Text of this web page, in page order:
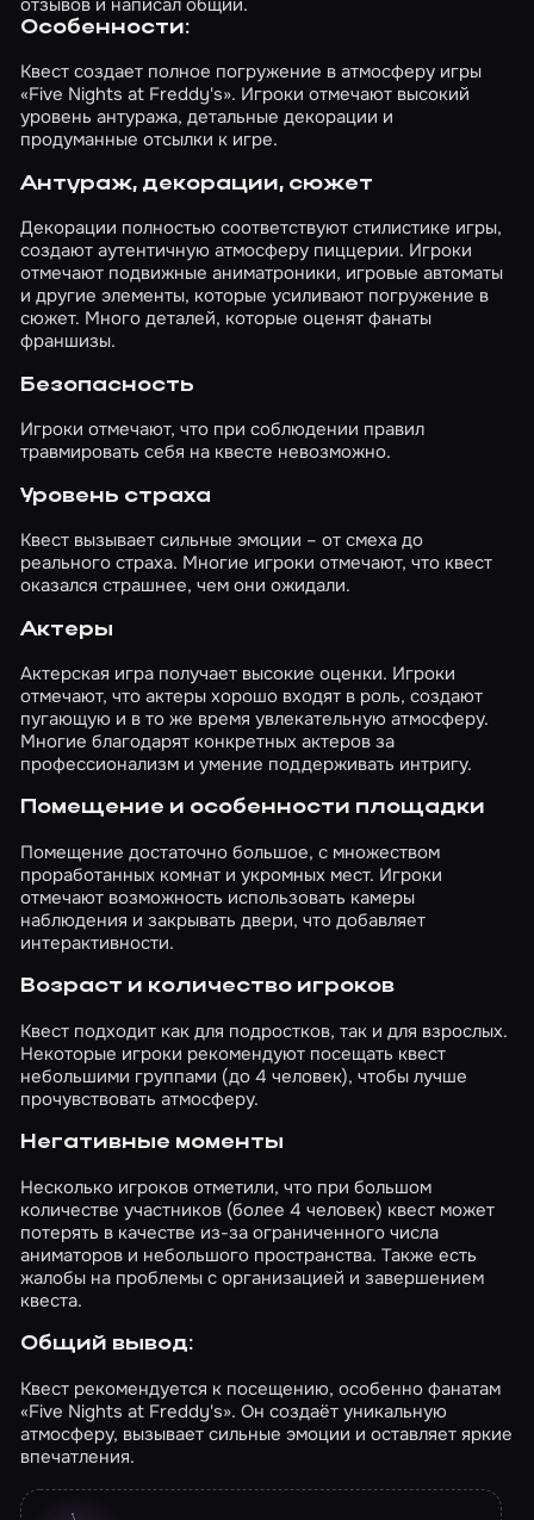
Игровой процесс был разделен на две части:
последней абсолютно точно было безопасно.
На контрасте с ней остальная площадь
представляла собой средоточие страха! Мы
сами решали, какое время проведем в
безопасной комнате, а какое – «в поле».
Перед каждой вылазкой мы внимательно
понять, где именно сейчас находятся
аниматроники. Затем разрабатывали свой
маршрут с путями отхода и лишь после этого
отправлялись в саму пиццерию. И это
действительно помогало! Хотя порой зло
все-таки умудрялось нас перехитрить.
что это не тот перформанс, где тебя ведут за
помещения, и мы сами должны были
построить маршрут. Если ошибались, то
все заново, как в любой компьютерной игре.
было очень много! Часть была представлена
актерами, а большинство являлись
настоящими работающими роботами. Их
персонажам из игры. Более того, костюмы
загореться красными лазерами, начав
сканирование пространства. Загадки и
задания Среди сильных сторон проекта
также можно выделить и загадки. Они здесь
были в большей степени игровые и на
внимательность, но присутствовали в полном
объеме. Мы выполняли сюжетные действия,
камерам, строили маршрут, а еще играли в
автоматы. Один из них и вовсе разработали
специально для квеста! Фишка Зло здесь
абсолютно спокойно, и от этого куда
страшнее, чем если бы оно носилось за
хочется рекомендовать проект поклонникам
квинтэссенция. Крадешься, замираешь,
боишься, прячешься, не дышишь.
Порадуются и поклонники оригинала, ведь
это очень точное попадание в его
прокаченных проектов, и, конечно, фанаты
творчества данного организатора!
Особенности:
Квест создает полное погружение в атмосферу игры
«Five Nights at Freddy's». Игроки отмечают высокий
уровень антуража, детальные декорации и
продуманные отсылки к игре.
Антураж, декорации, сюжет
Декорации полностью соответствуют стилистике игры,
создают аутентичную атмосферу пиццерии. Игроки
отмечают подвижные аниматроники, игровые автоматы
и другие элементы, которые усиливают погружение в
сюжет. Много деталей, которые оценят фанаты
франшизы.
Безопасность
Игроки отмечают, что при соблюдении правил
травмировать себя на квесте невозможно.
Уровень страха
Квест вызывает сильные эмоции – от смеха до
реального страха. Многие игроки отмечают, что квест
оказался страшнее, чем они ожидали.
Актеры
Актерская игра получает высокие оценки. Игроки
отмечают, что актеры хорошо входят в роль, создают
пугающую и в то же время увлекательную атмосферу.
Многие благодарят конкретных актеров за
профессионализм и умение поддерживать интригу.
Помещение и особенности площадки
Помещение достаточно большое, с множеством
проработанных комнат и укромных мест. Игроки
отмечают возможность использовать камеры
наблюдения и закрывать двери, что добавляет
интерактивности.
Возраст и количество игроков
Квест подходит как для подростков, так и для взрослых.
Некоторые игроки рекомендуют посещать квест
небольшими группами (до 4 человек), чтобы лучше
прочувствовать атмосферу.
Негативные моменты
Несколько игроков отметили, что при большом
количестве участников (более 4 человек) квест может
потерять в качестве из-за ограниченного числа
аниматоров и небольшого пространства. Также есть
жалобы на проблемы с организацией и завершением
квеста.
Общий вывод:
Квест рекомендуется к посещению, особенно фанатам
«Five Nights at Freddy's». Он создаёт уникальную
атмосферу, вызывает сильные эмоции и оставляет яркие
впечатления.